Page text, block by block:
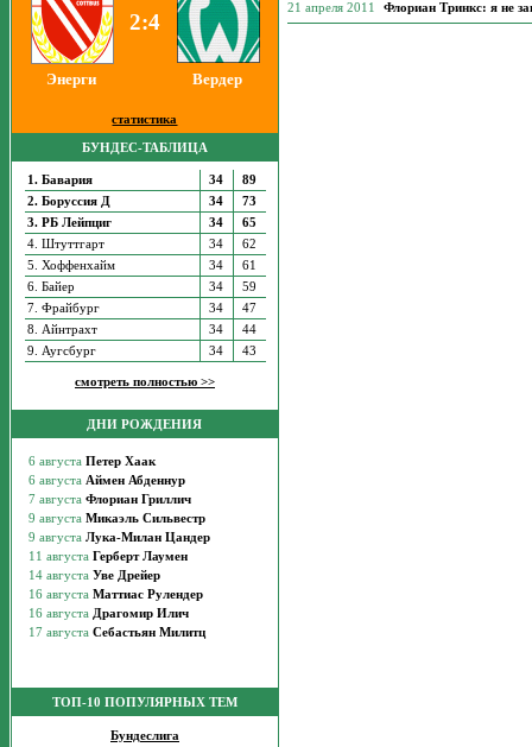
2:4
Энерги Вердер
статистика
БУНДЕС-ТАБЛИЦА
1. Бавария 34
89
2. Боруссия Д
34
73
3. РБ Лейпциг
34
65
4. Штуттгарт
34
62
5. Хоффенхайм
34
61
6. Байер
34
59
7. Фрайбург
34
47
8. Айнтрахт
34
44
9. Аугсбург
34 43
смотреть полностью >>
ДНИ РОЖДЕНИЯ
ТОП-10 ПОПУЛЯРНЫХ ТЕМ
Бундеслига
21 апреля 2011 Флориан Тринкс: я не